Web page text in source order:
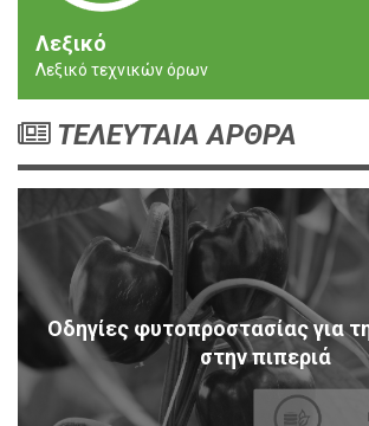
Λεξικό
Λεξικό τεχνικών όρων
ΤΕΛΕΥΤΑΙΑ ΑΡΘΡΑ
Οδηγίες φυτοπροστασίας για
στην πιπεριά